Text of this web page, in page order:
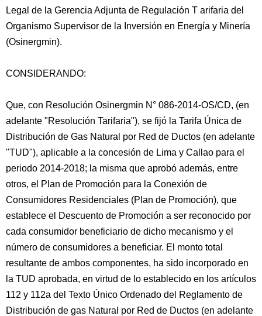
Legal de la Gerencia Adjunta de Regulación T arifaria del
Organismo Supervisor de la Inversión en Energía y Minería
(Osinergmin).
CONSIDERANDO:
Que, con Resolución Osinergmin N° 086-2014-OS/CD, (en
adelante "Resolución Tarifaria"), se fijó la Tarifa Única de
Distribución de Gas Natural por Red de Ductos (en adelante
"TUD"), aplicable a la concesión de Lima y Callao para el
periodo 2014-2018; la misma que aprobó además, entre
otros, el Plan de Promoción para la Conexión de
Consumidores Residenciales (Plan de Promoción), que
establece el Descuento de Promoción a ser reconocido por
cada consumidor beneficiario de dicho mecanismo y el
número de consumidores a beneficiar. El monto total
resultante de ambos componentes, ha sido incorporado en
la TUD aprobada, en virtud de lo establecido en los artículos
112 y 112a del Texto Único Ordenado del Reglamento de
Distribución de gas Natural por Red de Ductos (en adelante